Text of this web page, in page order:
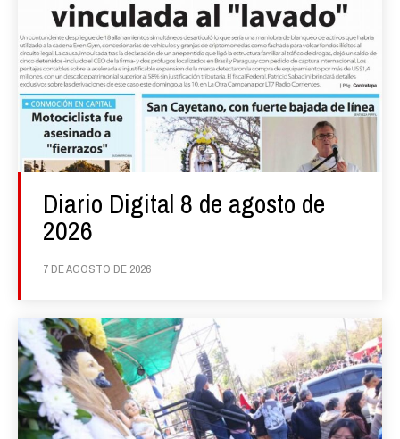
Diario Digital 8 de agosto de
2026
7 DE AGOSTO DE 2026